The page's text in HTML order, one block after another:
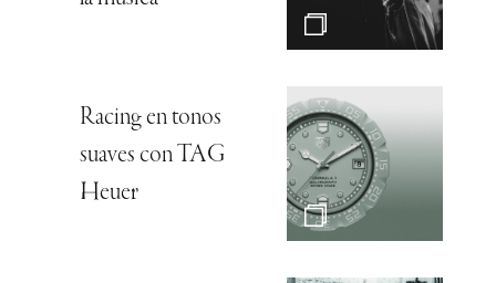
Racing en tonos
suaves con TAG
Heuer